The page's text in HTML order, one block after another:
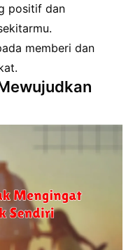
positif dan
memberi dan